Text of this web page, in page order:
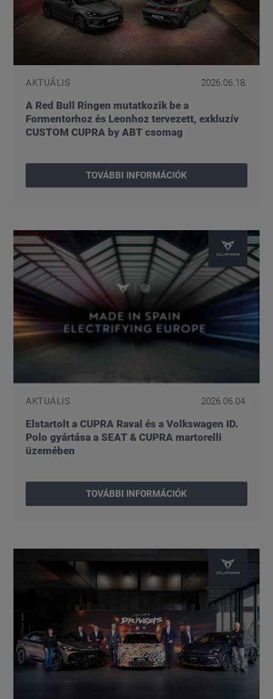
AKTUÁLIS 2026.06.18.
A Red Bull Ringen mutatkozik be a
Formentorhoz és Leonhoz tervezett, exkluzív
CUSTOM CUPRA by ABT csomag
TOVÁBBI INFORMÁCIÓK
AKTUÁLIS 2026.06.04.
Elstartolt a CUPRA Raval és a Volkswagen ID.
Polo gyártása a SEAT & CUPRA martorelli
üzemében
TOVÁBBI INFORMÁCIÓK